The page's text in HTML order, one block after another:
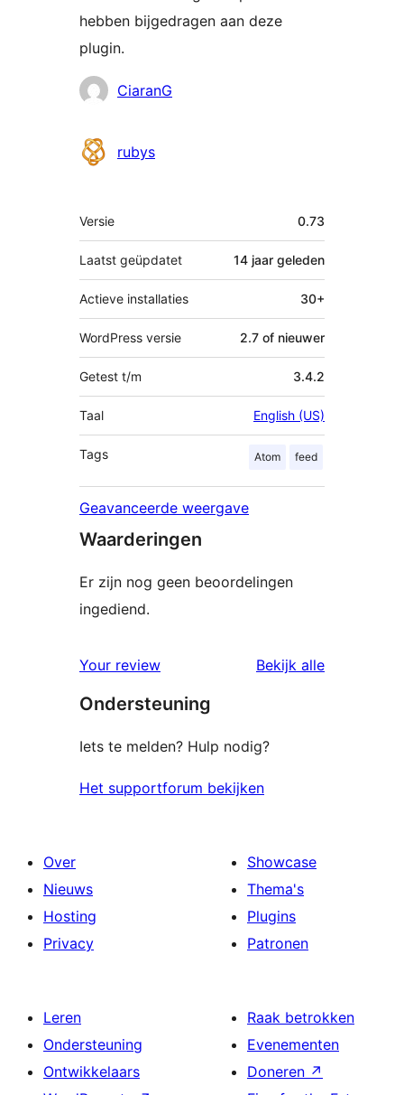
hebben bijgedragen aan deze
plugin.
Bijdragers
CiaranG
rubys
Meta
Versie 0.73
Laatst geüpdatet 14 jaar geleden
Actieve installaties 30+
WordPress versie 2.7 of nieuwer
Getest t/m 3.4.2
Taal English (US)
Tags Atom feed
Geavanceerde weergave
Waarderingen
Er zijn nog geen beoordelingen
ingediend.
Your review Bekijk alle
Ondersteuning
Iets te melden? Hulp nodig?
Het supportforum bekijken
Over
Nieuws
Hosting
Privacy
Showcase
Thema's
Plugins
Patronen
Leren
Ondersteuning
Ontwikkelaars
Raak betrokken
Evenementen
Doneren ↗